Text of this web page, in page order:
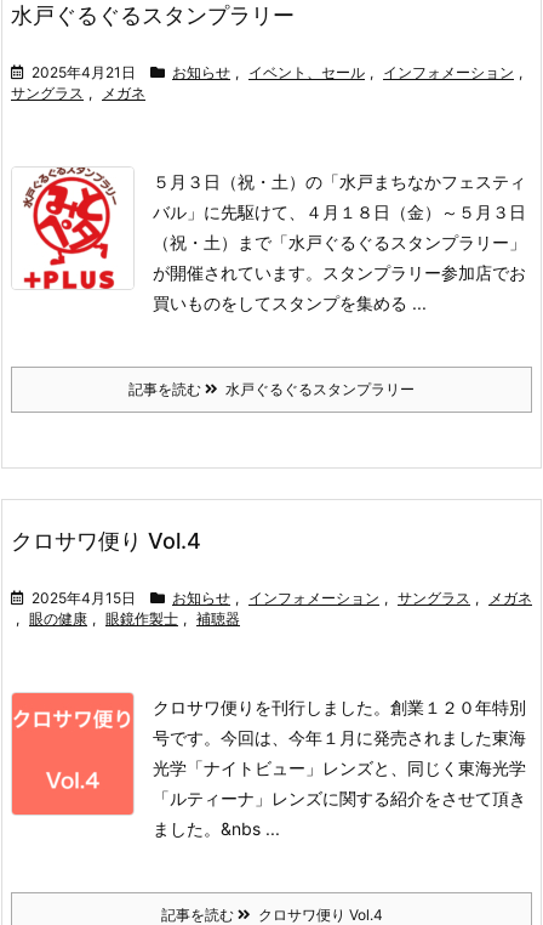
水戸ぐるぐるスタンプラリー
2025年4月21日 お知らせ , イベント、セール , インフォメーション ,
サングラス , メガネ
５月３日（祝・土）の「水戸まちなかフェスティ
バル」に先駆けて、
４月１８日（金）～５月３日
（祝・土）まで「水戸ぐるぐるスタンプラリー」
が開催されています。
スタンプラリー参加店でお
買いものをしてスタンプを集める ...
記事を読む 水戸ぐるぐるスタンプラリー
クロサワ便り Vol.4
2025年4月15日 お知らせ , インフォメーション , サングラス ,
メガネ
, 眼の健康 , 眼鏡作製士 , 補聴器
クロサワ便りを刊行しました。 創業１２０年特別
号です。 今回は、今年１月に発売されました東海
光学「ナイトビュー」レンズと、同じく東海光学
「ルティーナ」レンズに関する紹介をさせて頂き
ました。 &nbs ...
記事を読む クロサワ便り Vol.4